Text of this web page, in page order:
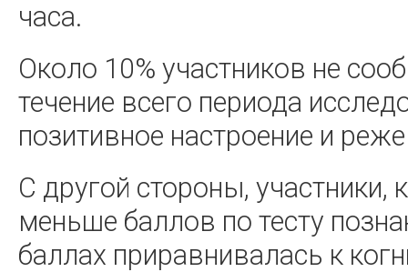
часа.
Около 10% участников не
течение всего периода
позитивное настроение и
С другой стороны, участники,
меньше баллов по тесту
баллах приравнивалась к